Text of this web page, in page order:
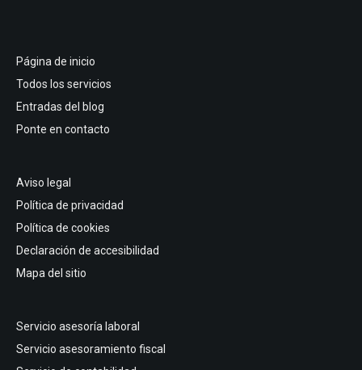
Página de inicio
Todos los servicios
Entradas del blog
Ponte en contacto
Aviso legal
Política de privacidad
Política de cookies
Declaración de accesibilidad
Mapa del sitio
Servicio asesoría laboral
Servicio asesoramiento fiscal